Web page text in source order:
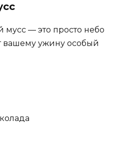
— это просто небо
вашему ужину особый